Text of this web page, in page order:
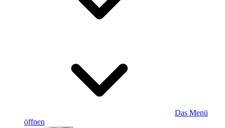
Das Menü
öffnen